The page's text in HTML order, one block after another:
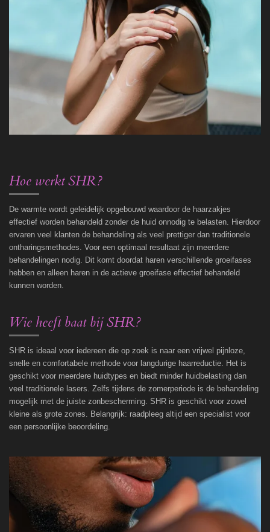
Hoe werkt SHR?
De warmte wordt geleidelijk opgebouwd waardoor de haarzakjes
effectief worden behandeld zonder de huid onnodig te belasten. Hierdoor
ervaren veel klanten de behandeling als veel prettiger dan traditionele
ontharingsmethodes. Voor een optimaal resultaat zijn meerdere
behandelingen nodig. Dit komt doordat haren verschillende groeifases
hebben en alleen haren in de actieve groeifase effectief behandeld
kunnen worden.
Wie heeft baat bij SHR?
SHR is ideaal voor iedereen die op zoek is naar een vrijwel pijnloze,
snelle en comfortabele methode voor langdurige haarreductie. Het is
geschikt voor meerdere huidtypes en biedt minder huidbelasting dan
veel traditionele lasers. Zelfs tijdens de zomerperiode is de behandeling
mogelijk met de juiste zonbescherming. SHR is geschikt voor zowel
kleine als grote zones. Belangrijk: raadpleeg altijd een specialist voor
een persoonlijke beoordeling.